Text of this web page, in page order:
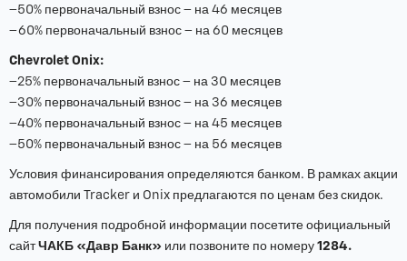
–50% первоначальный взнос – на 46 месяцев
–60% первоначальный взнос – на 60 месяцев
Chevrolet Onix:
–25% первоначальный взнос – на 30 месяцев
–30% первоначальный взнос – на 36 месяцев
–40% первоначальный взнос – на 45 месяцев
–50% первоначальный взнос – на 56 месяцев
Условия финансирования определяются банком. В рамках акции
автомобили Tracker и Onix предлагаются по ценам без скидок.
Для получения подробной информации посетите официальный
сайтЧАКБ «Давр Банк» или позвоните по номеру 1284.